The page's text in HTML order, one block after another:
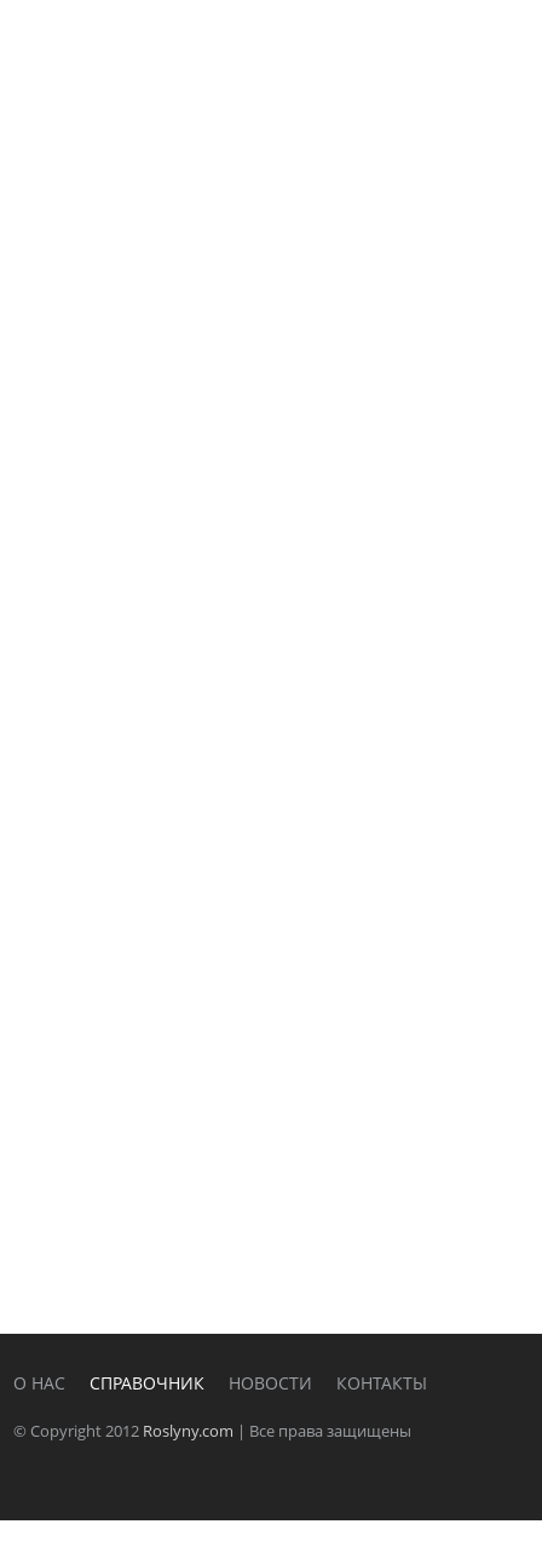
О НАС СПРАВОЧНИК НОВОСТИ КОНТАКТЫ
© Copyright 2012 Roslyny.com | Все права защищены